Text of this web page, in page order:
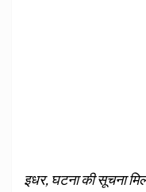
इधर, घटना की सूचना